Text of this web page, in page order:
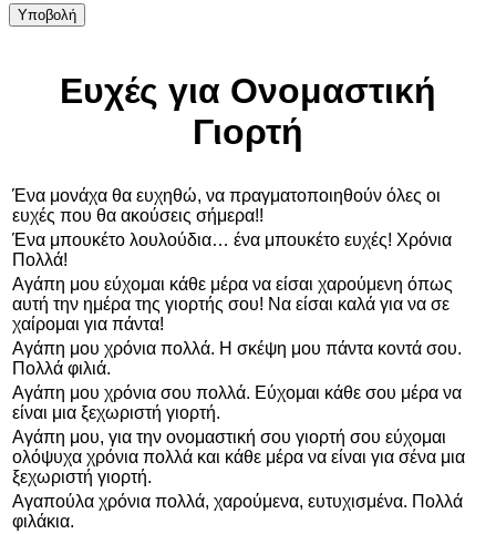
Ευχές για Ονομαστική
Γιορτή
Ένα μονάχα θα ευχηθώ, να πραγματοποιηθούν όλες οι
ευχές που θα ακούσεις σήμερα!!
Ένα μπουκέτο λουλούδια… ένα μπουκέτο ευχές! Χρόνια
Πολλά!
Αγάπη μου εύχομαι κάθε μέρα να είσαι χαρούμενη όπως
αυτή την ημέρα της γιορτής σου! Να είσαι καλά για να σε
χαίρομαι για πάντα!
Αγάπη μου χρόνια πολλά. Η σκέψη μου πάντα κοντά σου.
Πολλά φιλιά.
Αγάπη μου χρόνια σου πολλά. Εύχομαι κάθε σου μέρα να
είναι μια ξεχωριστή γιορτή.
Αγάπη μου, για την ονομαστική σου γιορτή σου εύχομαι
ολόψυχα χρόνια πολλά και κάθε μέρα να είναι για σένα μια
ξεχωριστή γιορτή.
Αγαπούλα χρόνια πολλά, χαρούμενα, ευτυχισμένα. Πολλά
φιλάκια.